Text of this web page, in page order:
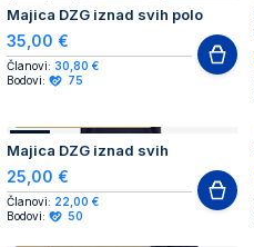
NOVO
Majica DZG iznad svih polo
35,00 €
Članovi: 30,80 €
Bodovi:
75
NOVO
Majica DZG iznad svih
25,00 €
Članovi: 22,00 €
Bodovi:
50